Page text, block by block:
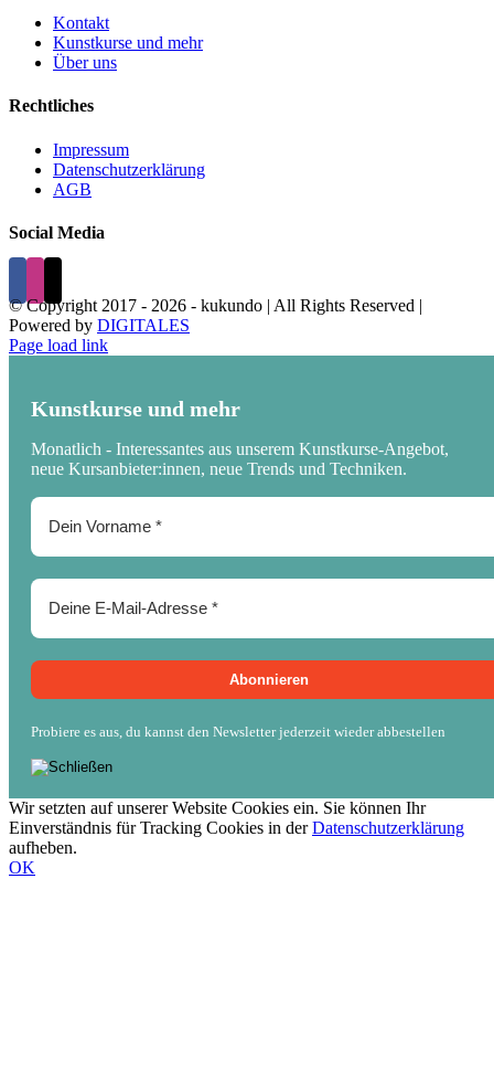
Kontakt
Kunstkurse und mehr
Über uns
Rechtliches
Impressum
Datenschutzerklärung
AGB
Social Media
© Copyright 2017 - 2026 - kukundo | All Rights Reserved |
Powered by DIGITALES
Page load link
Kunstkurse und mehr
Monatlich - Interessantes aus unserem Kunstkurse-Angebot,
neue Kursanbieter:innen, neue Trends und Techniken.
Probiere es aus, du kannst den Newsletter jederzeit wieder abbestellen
Wir setzten auf unserer Website Cookies ein. Sie können Ihr
Einverständnis für Tracking Cookies in derDatenschutzerklärung
aufheben.
OK